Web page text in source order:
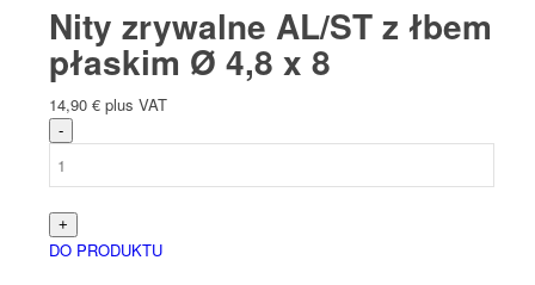
Nity zrywalne AL/ST z łbem
płaskim Ø 4,8 x 8
14,90 € plus VAT
DO PRODUKTU